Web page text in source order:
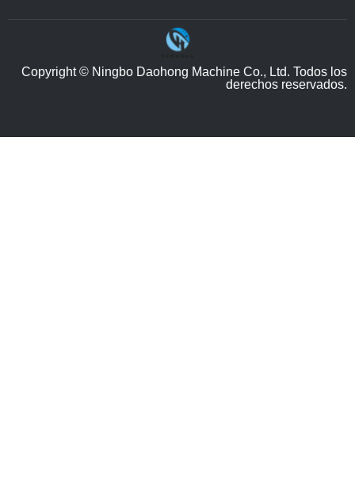
Copyright © Ningbo Daohong Machine Co., Ltd. Todos los
derechos reservados.